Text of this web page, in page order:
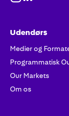
Udendørs
Medier og
Programmatisk
Our Markets
Om os